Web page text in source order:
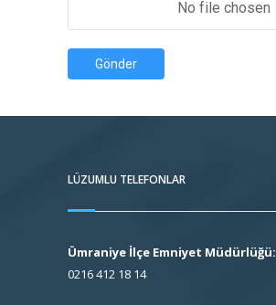
No file chosen
Gönder
LÜZUMLU TELEFONLAR
Ümraniye İlçe Emniyet Müdürlüğü:
0216 412 18 14